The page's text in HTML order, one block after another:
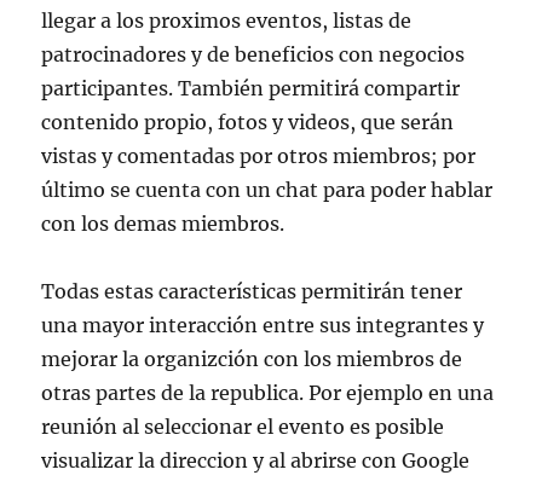
llegar a los proximos eventos, listas de
patrocinadores y de beneficios con negocios
participantes. También permitirá compartir
contenido propio, fotos y videos, que serán
vistas y comentadas por otros miembros; por
último se cuenta con un chat para poder hablar
con los demas miembros.
Todas estas características permitirán tener
una mayor interacción entre sus integrantes y
mejorar la organizción con los miembros de
otras partes de la republica. Por ejemplo en una
reunión al seleccionar el evento es posible
visualizar la direccion y al abrirse con Google